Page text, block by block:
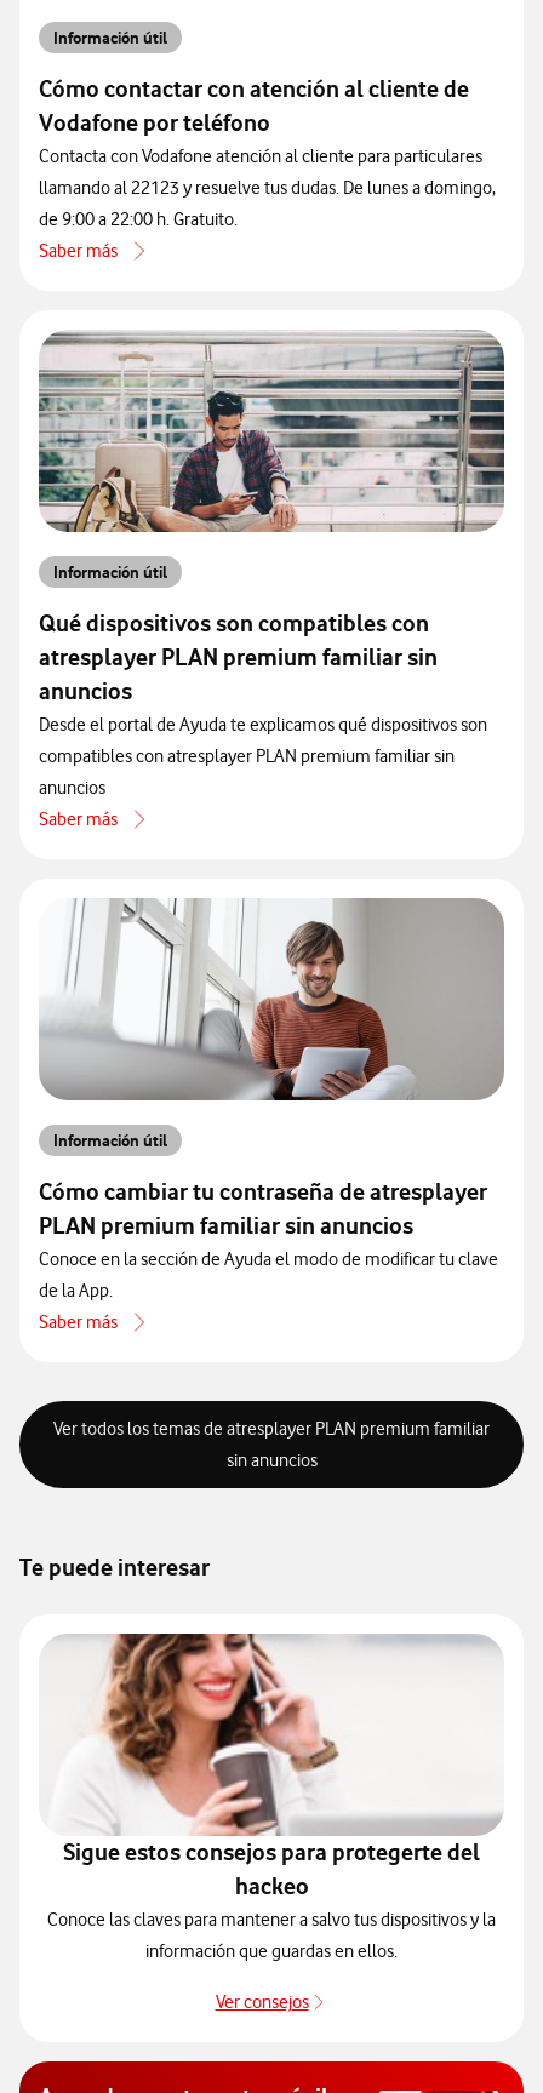
Información útil
Cómo contactar con atención al cliente de
Vodafone por teléfono
Contacta con Vodafone atención al cliente para particulares
llamando al 22123 y resuelve tus dudas. De lunes a domingo,
de 9:00 a 22:00 h. Gratuito.
Saber más
acerca de Cómo contactar con atención al cliente de Vodafone
Información útil
Qué dispositivos son compatibles con
atresplayer PLAN premium familiar sin
anuncios
Desde el portal de Ayuda te explicamos qué dispositivos son
compatibles con atresplayer PLAN premium familiar sin
anuncios
Saber más
acerca de Qué dispositivos son compatibles con atresplayer PLAN
Información útil
Cómo cambiar tu contraseña de atresplayer
PLAN premium familiar sin anuncios
Conoce en la sección de Ayuda el modo de modificar tu clave
de la App.
Saber más
acerca de Cómo cambiar tu contraseña de atresplayer PLAN
Ver todos los temas de atresplayer PLAN premium familiar
sin anuncios
Te puede interesar
Sigue estos consejos para protegerte del
hackeo
Conoce las claves para mantener a salvo tus dispositivos y la
información que guardas en ellos.
Ver consejos